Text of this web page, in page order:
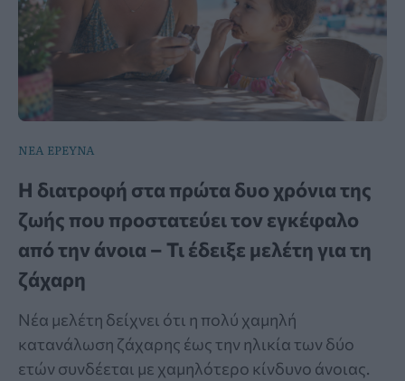
ΝΕΑ ΕΡΕΥΝΑ
Η διατροφή στα πρώτα δυο χρόνια της
ζωής που προστατεύει τον εγκέφαλο
από την άνοια – Τι έδειξε μελέτη για τη
ζάχαρη
Νέα μελέτη δείχνει ότι η πολύ χαμηλή
κατανάλωση ζάχαρης έως την ηλικία των δύο
ετών συνδέεται με χαμηλότερο κίνδυνο άνοιας.